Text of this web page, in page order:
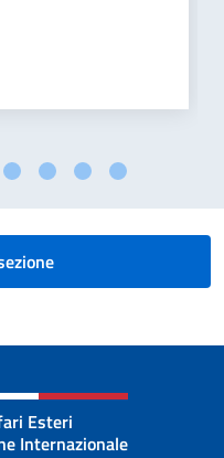
Esteri
Internazionale